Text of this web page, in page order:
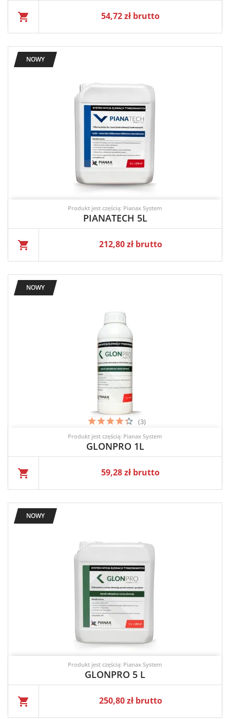
shopping_cart
Cena
54,72 zł brutto
Produkt jest częścią: Pianax System
PIANATECH 5L
shopping_cart
Cena
212,80 zł brutto
NOWY
Produkt jest częścią: Pianax System
GLONPRO 1L
shopping_cart
Cena
59,28 zł brutto
(3)
NOWY
Produkt jest częścią: Pianax System
GLONPRO 5 L
shopping_cart
Cena
250,80 zł brutto
NOWY